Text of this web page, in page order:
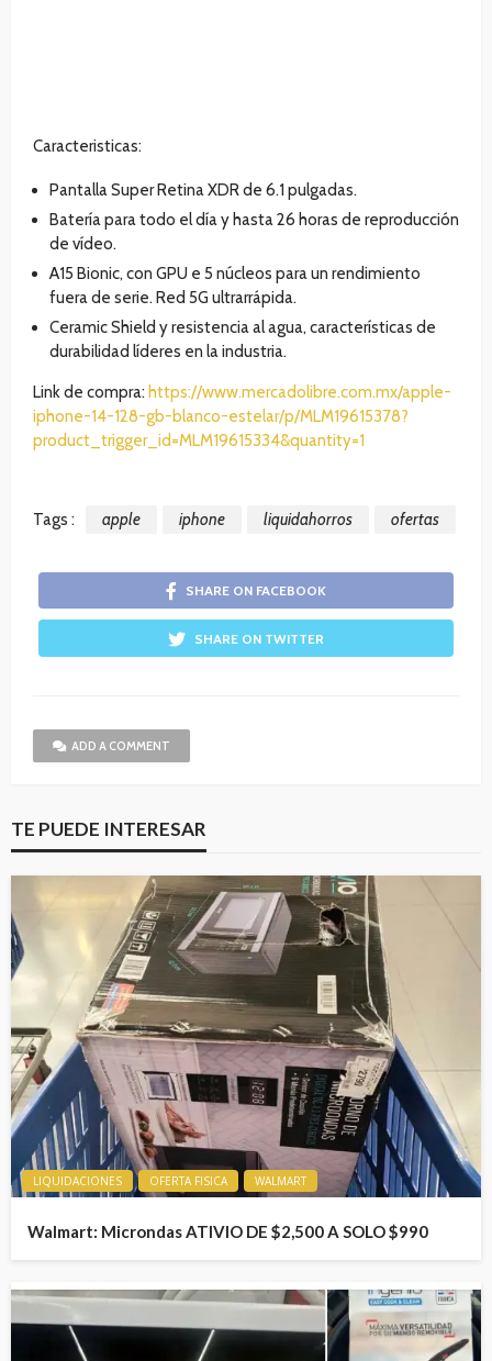
Caracteristicas:
Pantalla Super Retina XDR de 6.1 pulgadas.
Batería para todo el día y hasta 26 horas de reproducción
de vídeo.
A15 Bionic, con GPU e 5 núcleos para un rendimiento
fuera de serie. Red 5G ultrarrápida.
Ceramic Shield y resistencia al agua, características de
durabilidad líderes en la industria.
Link de compra: https://www.mercadolibre.com.mx/apple-
iphone-14-128-gb-blanco-estelar/p/MLM19615378?
product_trigger_id=MLM19615334&quantity=1
Tags : apple iphone liquidahorros ofertas
SHARE ON FACEBOOK
SHARE ON TWITTER
ADD A COMMENT
TE PUEDE INTERESAR
LIQUIDACIONES OFERTA FISICA WALMART
Walmart: Microndas ATIVIO DE $2,500 A SOLO $990